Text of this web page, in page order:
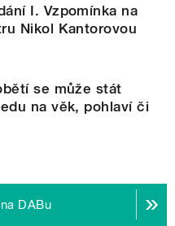
I. Vzpomínka na
Nikol Kantorovou
se může stát
na věk, pohlaví či
DABu